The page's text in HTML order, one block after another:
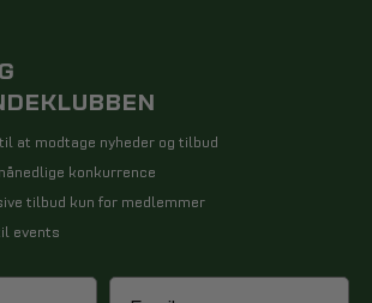
at modtage nyheder og tilbud
konkurrence
tilbud kun for medlemmer
events